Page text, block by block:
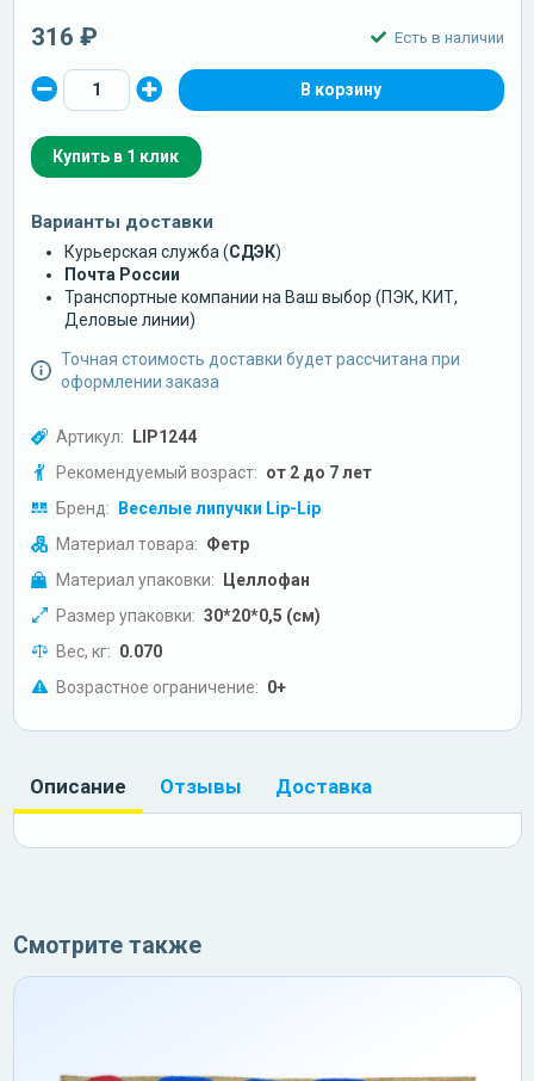
316 ₽ Есть в наличии
Купить в 1 клик
Варианты доставки
Курьерская служба (СДЭК)
Почта России
Транспортные компании на Ваш выбор (ПЭК, КИТ,
Деловые линии)
Точная стоимость доставки будет рассчитана при
оформлении заказа
Артикул: LIP1244
Рекомендуемый возраст: от 2 до 7 лет
Бренд: Веселые липучки Lip-Lip
Материал товара: Фетр
Материал упаковки: Целлофан
Размер упаковки: 30*20*0,5 (см)
Вес, кг: 0.070
Возрастное ограничение: 0+
Описание Отзывы Доставка
Смотрите также